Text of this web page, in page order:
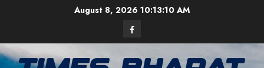
August 8, 2026 10:13:10 AM
Facebook